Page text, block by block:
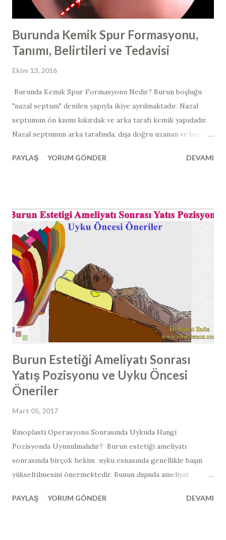
Burunda Kemik Spur Formasyonu,
Tanımı, Belirtileri ve Tedavisi
Ekim 13, 2016
Burunda Kemik Spur Formasyonu Nedir? Burun boşluğu
"nazal septum" denilen yapıyla ikiye ayrılmaktadır. Nazal
septumun ön kısmı kıkırdak ve arka tarafı kemik yapıdadır. ​​ ​​ ​
Nazal septumun arka tarafında, dışa doğru uzanan ve burun
spur formasyonu" ismi verilmektedir. Auynı anlamda olan
yapılarda, sadede burun hava yolunda daralma ortaya
çıkmaz; beraberinde bu dikensi çıkıntıların burun etleri ile
teması sonucunda migren ve gerilim ağrıları ile karışabilen
baş ağrıları ortaya çıkabilmektedir. Kemik Spur Formasyonu
Tanısı Nasıl Konulur? Kemik spur tanısı, burun içi
endoskopik muayene ile ya da çekilen paranazal sinus
tomografilerinde kemik spur formasyonunun görülmesi ile
konulabilir. Çoğunlukla, spur burun boşlu...
PAYLAŞ YORUM GÖNDER DEVAMI
Burun Estetiği Ameliyatı Sonrası
Yatış Pozisyonu ve Uyku Öncesi
Öneriler
Mart 05, 2017
​​Rinoplasti Operasyonu Sonrasında Uykuda Hangi
Pozisyonda Uyunulmalıdır? ​​ Burun estetiği ameliyatı
sonrasında birçok hekim uyku esnasında genellikle başın
yükseltilmesini önermektedir. Bunun dışında ameliyat
satılmaktadır (yurtdışında satılan açılı uyku yastığı örneği >>
PAYLAŞ YORUM GÖNDER DEVAMI